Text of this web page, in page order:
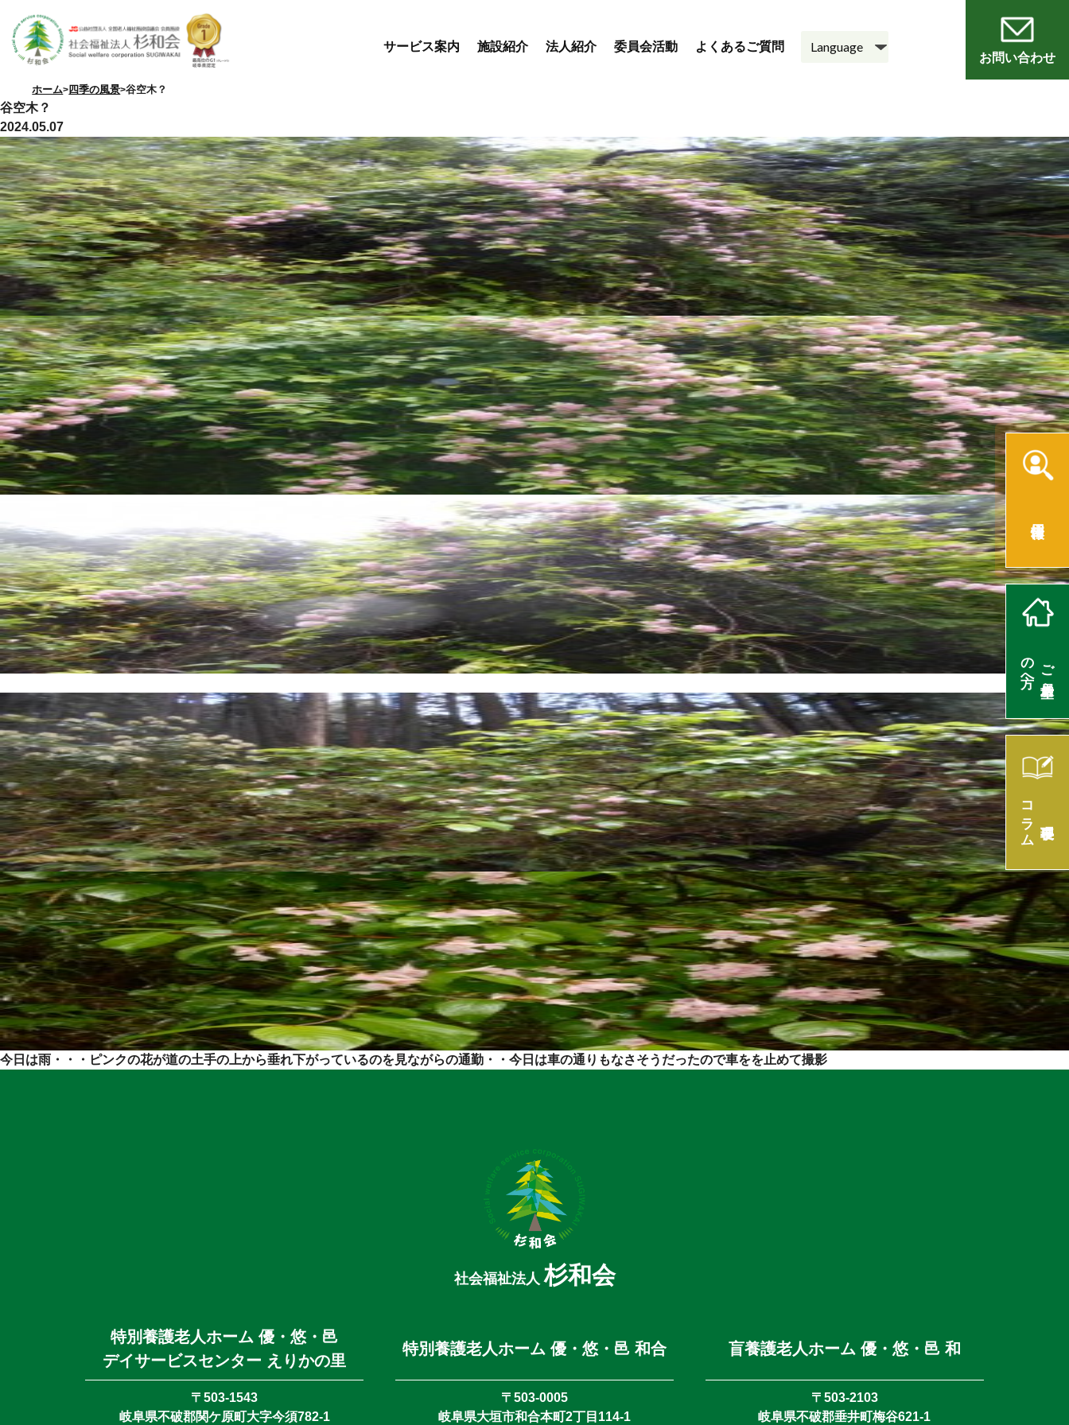
サービス案内 施設紹介
特別養護老人ホーム
優・悠・邑
デイサービスセンター
えりかの里
特別養護老人ホーム
優・悠・邑 和合
盲養護老人ホーム
優・悠・邑 和
法人紹介 委員会活動
優・悠・邑 和合 専門委員
会
優・悠・邑 和 専門委員会
よくあるご質問
お問い合わせ
ご入居希望
の方へ
コラム
ホーム 四季の風景 谷空木？
谷空木？
2024.05.07
今日は雨・・・ピンクの花が道の土手の上から垂れ下がっているのを見ながらの通勤・・今日は車の通りもなさそうだったので車をを止めて撮影
社会福祉法人杉和会
特別養護老人ホーム 優・悠・邑
デイサービスセンター えりかの里
〒503-1543
岐阜県不破郡関ケ原町大字今須782-1
特別養護老人ホーム 優・悠・邑 和合
〒503-0005
岐阜県大垣市和合本町2丁目114-1
盲養護老人ホーム 優・悠・邑 和
〒503-2103
岐阜県不破郡垂井町梅谷621-1